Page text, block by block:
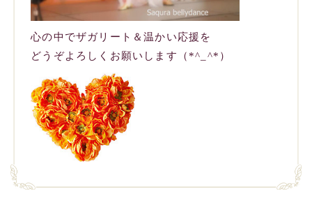
心の中でザガリート＆温かい応援を
どうぞよろしくお願いします（*^_^*）